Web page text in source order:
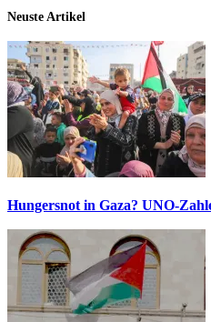
Neuste Artikel
Hungersnot in Gaza? UNO-